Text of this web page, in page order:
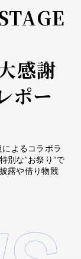
感謝
ポー
よるコラボラ
別な”お祭り”で
露や借り物競